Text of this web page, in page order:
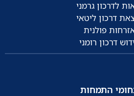
לדרכון גרמני
דרכון ליטאי
פולנית
דרכון רומני
התמחות